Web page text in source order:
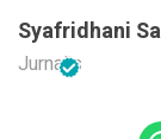
Syafridhani
Jurnalis